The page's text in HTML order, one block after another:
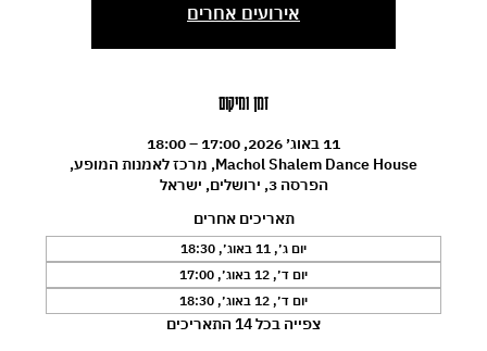
אירועים אחרים
זמן ומיקום
11 באוג׳ 2026, 17:00 – 18:00
Machol Shalem Dance House, מרכז לאמנות המופע,
הפרסה 3, ירושלים, ישראל
תאריכים אחרים
יום ג׳, 11 באוג׳, 18:30
יום ד׳, 12 באוג׳, 17:00
יום ד׳, 12 באוג׳, 18:30
צפייה בכל 14 התאריכים